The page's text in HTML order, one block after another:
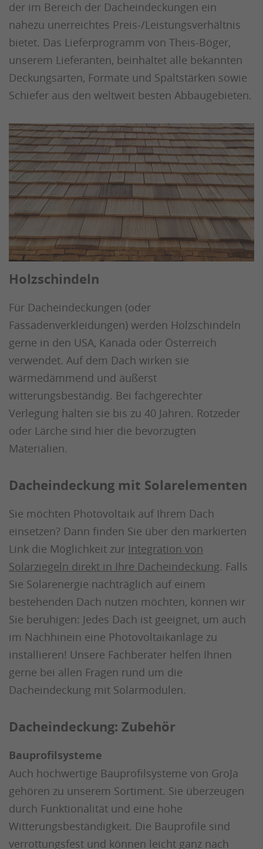
der im Bereich der Dacheindeckungen ein
nahezu unerreichtes Preis-/Leistungsverhältnis
bietet. Das Lieferprogramm von Theis-Böger,
unserem Lieferanten, beinhaltet alle bekannten
Deckungsarten, Formate und Spaltstärken sowie
Schiefer aus den weltweit besten Abbaugebieten.
Holzschindeln
Für Dacheindeckungen (oder
Fassadenverkleidungen) werden Holzschindeln
gerne in den USA, Kanada oder Österreich
verwendet. Auf dem Dach wirken sie
wärmedämmend und äußerst
witterungsbeständig. Bei fachgerechter
Verlegung halten sie bis zu 40 Jahren. Rotzeder
oder Lärche sind hier die bevorzugten
Materialien.
Dacheindeckung mit Solarelementen
Sie möchten Photovoltaik auf Ihrem Dach
einsetzen? Dann finden Sie über den markierten
Link die Möglichkeit zur Integration von
Solarziegeln direkt in Ihre Dacheindeckung. Falls
Sie Solarenergie nachträglich auf einem
bestehenden Dach nutzen möchten, können wir
Sie beruhigen: Jedes Dach ist geeignet, um auch
im Nachhinein eine Photovoltaikanlage zu
installieren! Unsere Fachberater helfen Ihnen
gerne bei allen Fragen rund um die
Dacheindeckung mit Solarmodulen.
Dacheindeckung: Zubehör
Bauprofilsysteme
Auch hochwertige Bauprofilsysteme von GroJa
gehören zu unserem Sortiment. Sie überzeugen
durch Funktionalität und eine hohe
Witterungsbeständigkeit. Die Bauprofile sind
verrottungsfest und können leicht ganz nach